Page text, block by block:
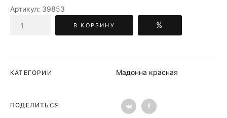
Артикул: 39853
В КОРЗИНУ %
КАТЕГОРИИ Мадонна красная
ПОДЕЛИТЬСЯ